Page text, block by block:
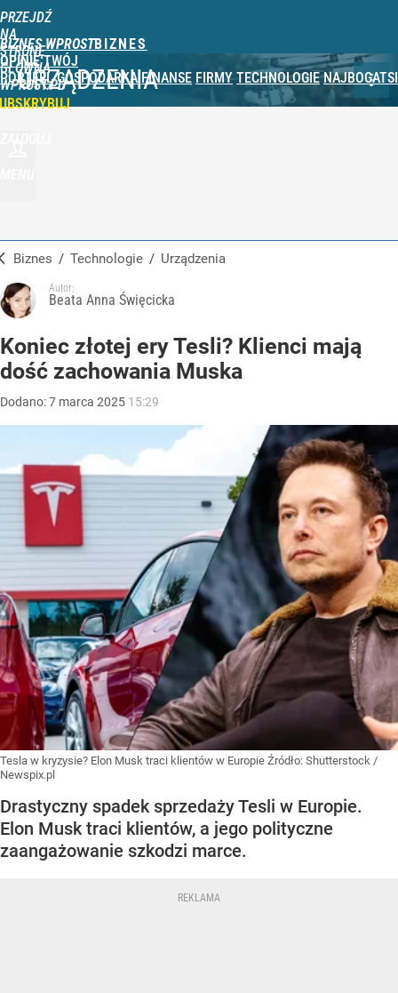
PRZEJDŹ
NA
STRONĘ
GŁÓWNĄ
WPROST.PL
BIZNES WPROST
OPINIE TWÓJ
PORTFEL GOSPODARKA FINANSE FIRMY TECHNOLOGIE NAJBOGATSI
URZĄDZENIA
Biznes / Technologie / Urządzenia
Autor:
Beata Anna Święcicka
Koniec złotej ery Tesli? Klienci mają
dość zachowania Muska
Dodano:7 marca 2025 15:29
Tesla w kryzysie? Elon Musk traci klientów w Europie Źródło: Shutterstock /
Newspix.pl
Drastyczny spadek sprzedaży Tesli w Europie.
Elon Musk traci klientów, a jego polityczne
zaangażowanie szkodzi marce.